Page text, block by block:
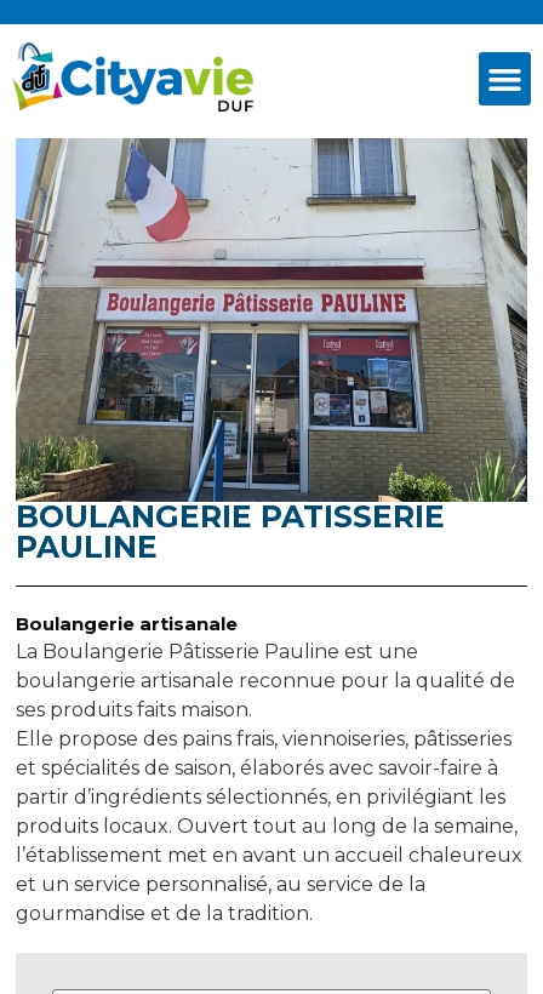
BOULANGERIE PATISSERIE
PAULINE
Boulangerie artisanale
La Boulangerie Pâtisserie Pauline est une
boulangerie artisanale reconnue pour la qualité de
ses produits faits maison.
Elle propose des pains frais, viennoiseries, pâtisseries
et spécialités de saison, élaborés avec savoir-faire à
partir d’ingrédients sélectionnés, en privilégiant les
produits locaux. Ouvert tout au long de la semaine,
l’établissement met en avant un accueil chaleureux
et un service personnalisé, au service de la
gourmandise et de la tradition.